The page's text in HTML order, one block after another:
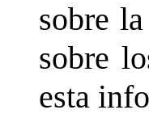
sobre
sobre
esta